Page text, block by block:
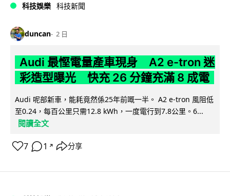
科技娛樂 科技新聞
duncan 2 日
Audi 最慳電量產車現身 A2 e-tron 迷
彩造型曝光 快充 26 分鐘充滿 8 成電
Audi 呢部新車，能耗竟然係25年前嘅一半。 A2 e-tron 風阻低
至0.24，每百公里只需12.8 kWh，一度電行到7.8公里。6...
閱讀全文
7 1 ↗ 分享